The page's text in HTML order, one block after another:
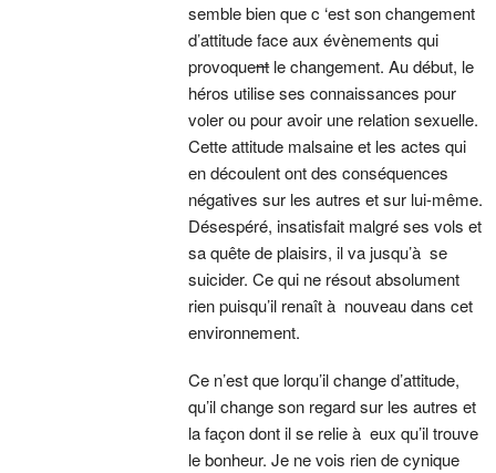
semble bien que c ‘est son changement
d’attitude face aux évènements qui
provoquentle changement. Au début, le
héros utilise ses connaissances pour
voler ou pour avoir une relation sexuelle.
Cette attitude malsaine et les actes qui
en découlent ont des conséquences
négatives sur les autres et sur lui-même.
Désespéré, insatisfait malgré ses vols et
sa quête de plaisirs, il va jusqu’à se
suicider. Ce qui ne résout absolument
rien puisqu’il renaît à nouveau dans cet
environnement.
Ce n’est que lorqu’il change d’attitude,
qu’il change son regard sur les autres et
la façon dont il se relie à eux qu’il trouve
le bonheur. Je ne vois rien de cynique